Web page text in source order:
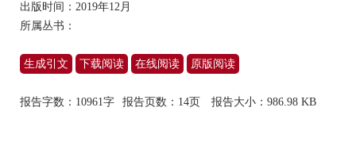
出版时间：2019年12月
所属丛书：
生成引文 下载阅读 在线阅读 原版阅读
报告字数：10961字 报告页数：14页 报告大小： 986.98 KB